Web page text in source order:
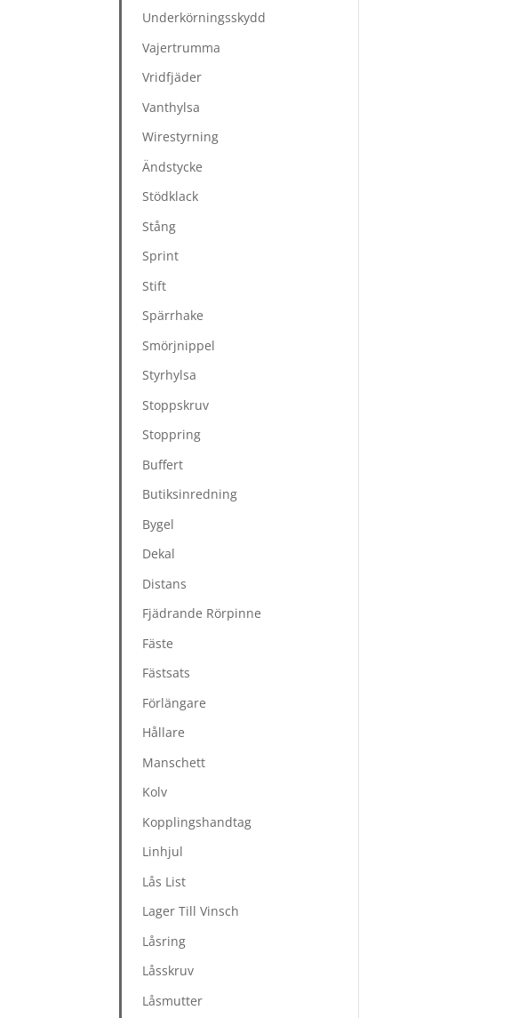
Underkörningsskydd
Vajertrumma
Vridfjäder
Vanthylsa
Wirestyrning
Ändstycke
Stödklack
Stång
Sprint
Stift
Spärrhake
Smörjnippel
Styrhylsa
Stoppskruv
Stoppring
Buffert
Butiksinredning
Bygel
Dekal
Distans
Fjädrande Rörpinne
Fäste
Fästsats
Förlängare
Hållare
Manschett
Kolv
Kopplingshandtag
Linhjul
Lås List
Lager Till Vinsch
Låsring
Låsskruv
Låsmutter